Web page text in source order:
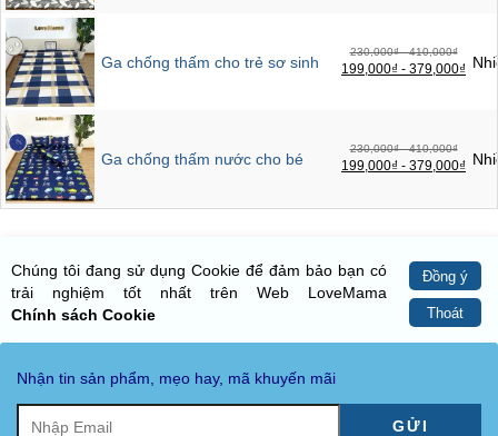
Ga chống thấm cho trẻ sơ sinh
230,000₫ - 410,000₫
199,000₫ - 379,000₫
Ga chống thấm nước cho bé
230,000₫ - 410,000₫
199,000₫ - 379,000₫
Chúng tôi đang sử dụng Cookie để đảm bảo bạn có
trải nghiệm tốt nhất trên Web LoveMama
Chính sách Cookie
Đồng ý
Thoát
Nhận tin sản phẩm, mẹo hay, mã khuyến mãi
GỬI